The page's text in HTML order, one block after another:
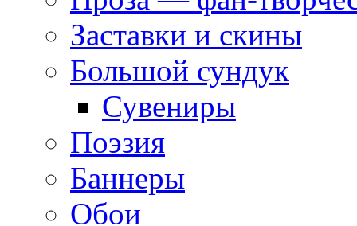
Заставки и скины
Большой сундук
Сувениры
Поэзия
Баннеры
Обои